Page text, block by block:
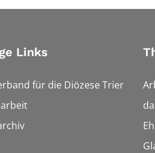
Links
für die Diözese Trier